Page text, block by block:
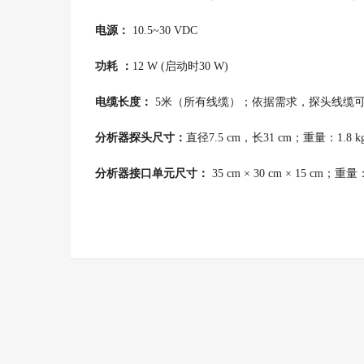
电源： 10.5~30 VDC
功耗 ： 12 W (启动时30 W)
电缆长度： 5米（所有线缆）；依据需求，探头线缆
分析器探头尺寸： 直径7.5 cm，长31 cm；重量：1.8
分析器接口单元尺寸： 35 cm × 30 cm × 15 cm；重量